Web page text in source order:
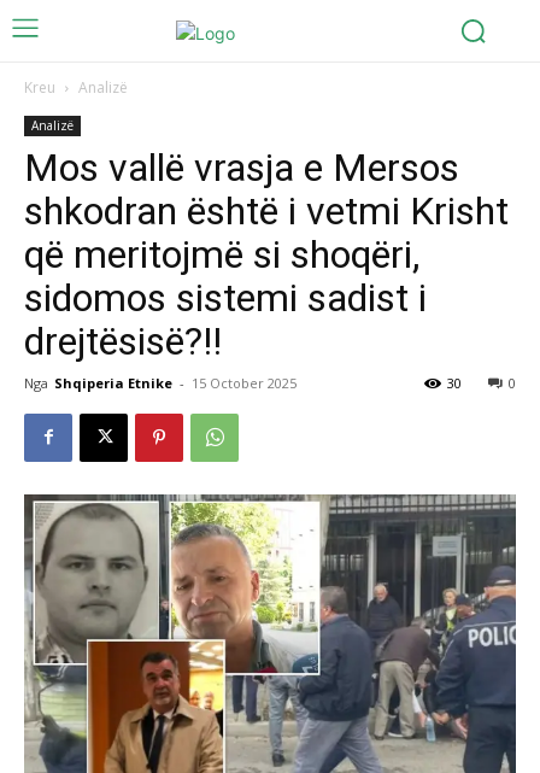
Kreu Analizë
Analizë
Mos vallë vrasja e Mersos
shkodran është i vetmi Krisht
që meritojmë si shoqëri,
sidomos sistemi sadist i
drejtësisë?!!
Nga Shqiperia Etnike - 15 October 2025 0
30